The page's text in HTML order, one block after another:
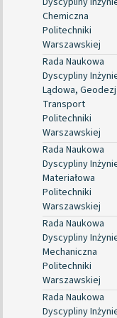
Chemiczna
Politechniki
Warszawskiej
Rada Naukowa
Dyscypliny
Lądowa,
Transport
Politechniki
Warszawskiej
Rada Naukowa
Dyscypliny
Materiałowa
Politechniki
Warszawskiej
Rada Naukowa
Dyscypliny
Mechaniczna
Politechniki
Warszawskiej
Rada Naukowa
Dyscypliny